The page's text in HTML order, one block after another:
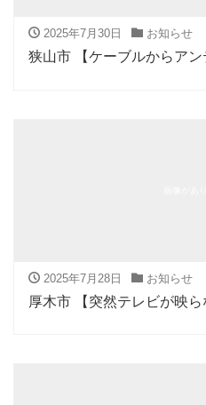
2025年7月30日 お知らせ
狭山市 【ケーブルからアン
2025年7月28日 お知らせ
厚木市 【突然テレビが映ら